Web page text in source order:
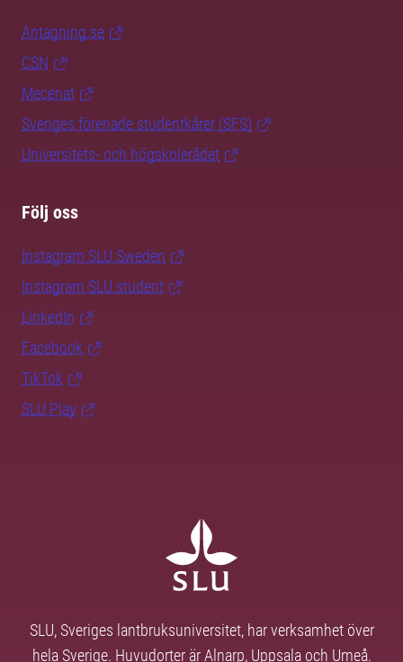
Antagning.se
CSN
Mecenat
Sveriges förenade studentkårer (SFS)
Universitets- och högskolerådet
Följ oss
Instagram SLU.Sweden
Instagram SLU.student
LinkedIn
Facebook
TikTok
SLU Play
SLU, Sveriges lantbruksuniversitet, har verksamhet över
hela Sverige. Huvudorter är Alnarp, Uppsala och Umeå.